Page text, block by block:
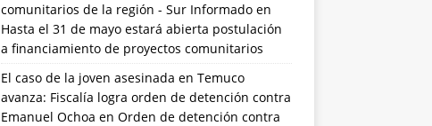
comunitarios de la región - Sur Informadoen
Hasta el 31 de mayo estará abierta postulación
a financiamiento de proyectos comunitarios
El caso de la joven asesinada en Temuco
avanza: Fiscalía logra orden de detención contra
Emanuel Ochoa en Orden de detención contra